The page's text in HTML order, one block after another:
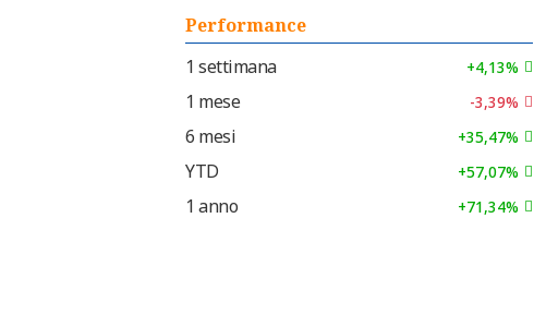
Performance
1 settimana
+4,13%
1 mese -3,39%
6 mesi +35,47%
YTD +57,07%
1 anno +71,34%